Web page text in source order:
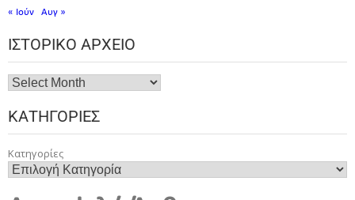
« Ιούν Αυγ »
ΙΣΤΟΡΙΚΌ ΑΡΧΕΊΟ
ΚΑΤΗΓΟΡΊΕΣ
Κατηγορίες